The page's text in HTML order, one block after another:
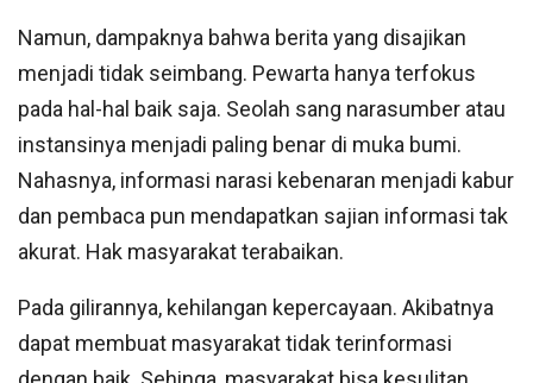
Namun, dampaknya bahwa berita yang disajikan
menjadi tidak seimbang. Pewarta hanya terfokus
pada hal-hal baik saja. Seolah sang narasumber atau
instansinya menjadi paling benar di muka bumi.
Nahasnya, informasi narasi kebenaran menjadi kabur
dan pembaca pun mendapatkan sajian informasi tak
akurat. Hak masyarakat terabaikan.
Pada gilirannya, kehilangan kepercayaan. Akibatnya
dapat membuat masyarakat tidak terinformasi